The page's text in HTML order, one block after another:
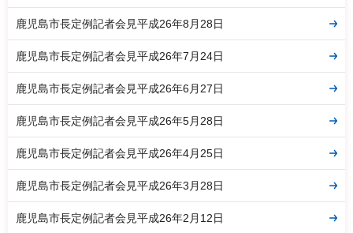
鹿児島市長定例記者会見平成26年8月28日
鹿児島市長定例記者会見平成26年7月24日
鹿児島市長定例記者会見平成26年6月27日
鹿児島市長定例記者会見平成26年5月28日
鹿児島市長定例記者会見平成26年4月25日
鹿児島市長定例記者会見平成26年3月28日
鹿児島市長定例記者会見平成26年2月12日